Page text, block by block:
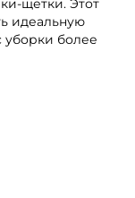
щетки. Этот
идеальную
уборки более